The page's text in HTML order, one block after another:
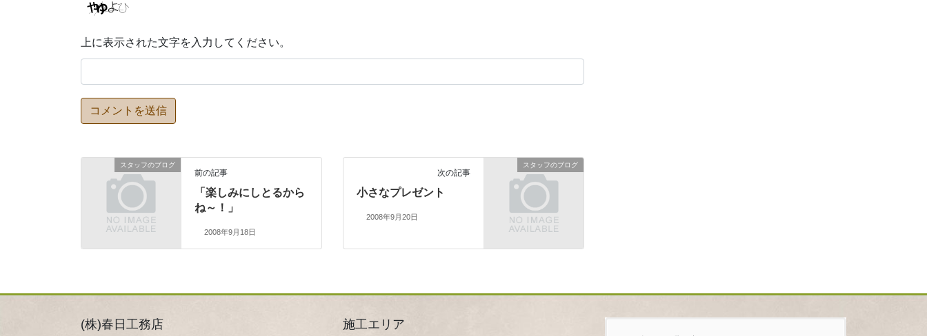
上に表示された文字を入力してください。
スタッフのブログ
前の記事
「楽しみにしとるから
ね～！」
2008年9月18日
スタッフのブログ
次の記事
小さなプレゼント
2008年9月20日
(株)春日工務店 施工エリア